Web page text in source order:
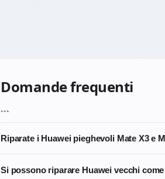
Domande frequenti
```
Riparate i Huawei pieghevoli Mate X3 e
Scrivici prima di portarlo: per i pieghevoli
Si possono riparare Huawei vecchi come